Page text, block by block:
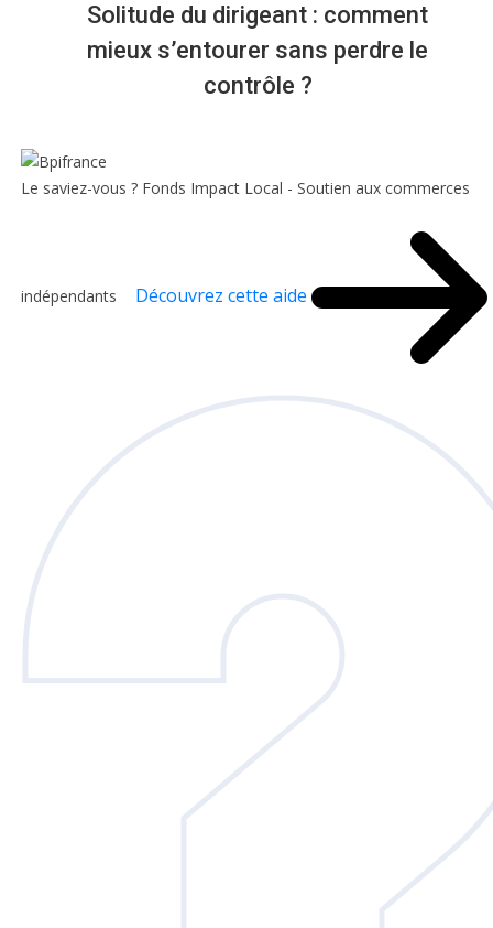
Solitude du dirigeant : comment
mieux s’entourer sans perdre le
contrôle ?
Le saviez-vous ? Fonds Impact Local - Soutien aux commerces
indépendants Découvrez cette aide